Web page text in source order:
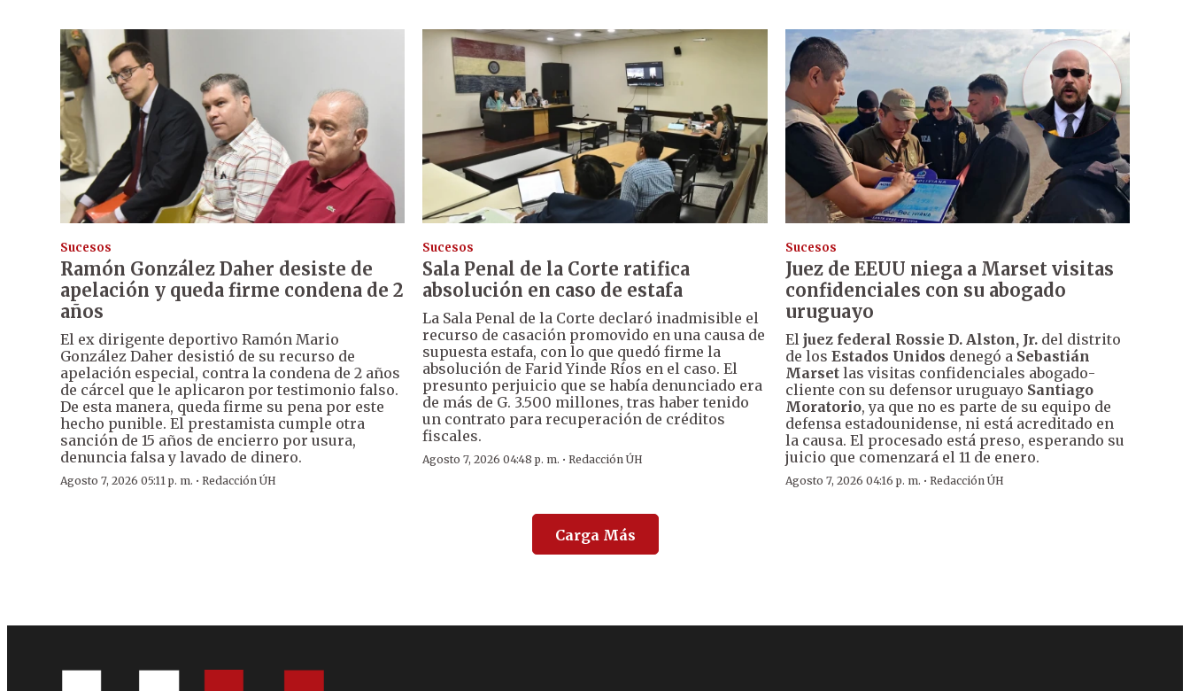
Sucesos
Ramón González Daher desiste de
apelación y queda firme condena de 2
años
El ex dirigente deportivo Ramón Mario
González Daher desistió de su recurso de
apelación especial, contra la condena de 2 años
de cárcel que le aplicaron por testimonio falso.
De esta manera, queda firme su pena por este
hecho punible. El prestamista cumple otra
sanción de 15 años de encierro por usura,
denuncia falsa y lavado de dinero.
Agosto 7, 2026 05:11 p. m. · Redacción ÚH
Sucesos
Sala Penal de la Corte ratifica
absolución en caso de estafa
La Sala Penal de la Corte declaró inadmisible el
recurso de casación promovido en una causa de
supuesta estafa, con lo que quedó firme la
absolución de Farid Yinde Ríos en el caso. El
presunto perjuicio que se había denunciado era
de más de G. 3.500 millones, tras haber tenido
un contrato para recuperación de créditos
fiscales.
Agosto 7, 2026 04:48 p. m. ·Redacción ÚH
Sucesos
Juez de EEUU niega a Marset visitas
confidenciales con su abogado
uruguayo
El juez federal Rossie D. Alston, Jr.del distrito
de los Estados Unidos denegó a Sebastián
Marsetlas visitas confidenciales abogado-
cliente con su defensor uruguayo Santiago
Moratorio, ya que no es parte de su equipo de
defensa estadounidense, ni está acreditado en
la causa. El procesado está preso, esperando su
juicio que comenzará el 11 de enero.
Agosto 7, 2026 04:16 p. m. · Redacción ÚH
Carga Más